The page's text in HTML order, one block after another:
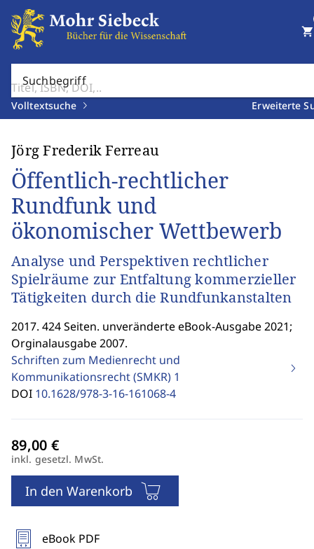
Suchbegriff
Volltextsuche Erweiterte
shopping_cart
Jörg Frederik Ferreau
Öffentlich-rechtlicher
Rundfunk und
ökonomischer Wettbewerb
Analyse und Perspektiven rechtlicher
Spielräume zur Entfaltung kommerzieller
Tätigkeiten durch die Rundfunkanstalten
2017. 424 Seiten. unveränderte eBook-Ausgabe 2021;
Orginalausgabe 2007.
Schriften zum Medienrecht und
Kommunikationsrecht (SMKR) 1
DOI 10.1628/978-3-16-161068-4
inkl. gesetzl. MwSt.
In den Warenkorb
eBook PDF